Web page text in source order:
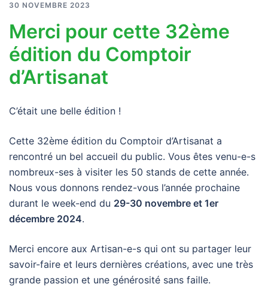
30 NOVEMBRE 2023
Merci pour cette 32ème
édition du Comptoir
d’Artisanat
C’était une belle édition !
Cette 32ème édition du Comptoir d’Artisanat a
rencontré un bel accueil du public. Vous êtes venu-e-s
nombreux-ses à visiter les 50 stands de cette année.
Nous vous donnons rendez-vous l’année prochaine
durant le week-end du 29-30 novembre et 1er
décembre 2024.
Merci encore aux Artisan-e-s qui ont su partager leur
savoir-faire et leurs dernières créations, avec une très
grande passion et une générosité sans faille.